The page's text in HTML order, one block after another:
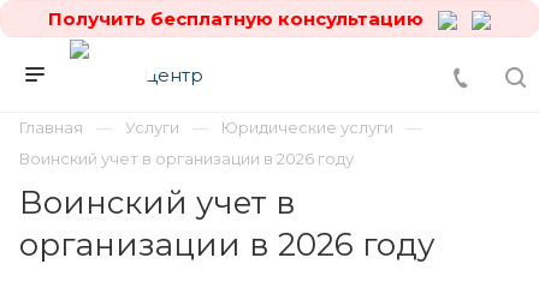
Получить бесплатную консультацию
Главная Услуги
Юридические услуги
Воинский учет в организации в 2026 году
Воинский учет в
организации в 2026 году